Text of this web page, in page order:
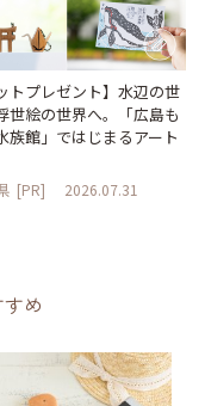
トプレゼント】水辺の世
世絵の世界へ。「広島も
族館」ではじまるアート
[PR] 2026.07.31
め